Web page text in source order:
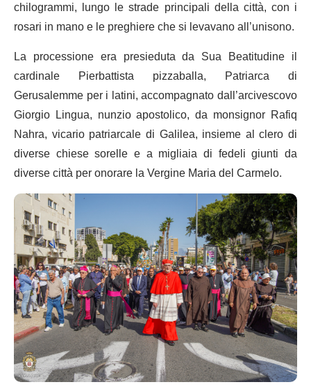
chilogrammi, lungo le strade principali della città, con i
rosari in mano e le preghiere che si levavano all’unisono.
La processione era presieduta da Sua Beatitudine il
cardinale Pierbattista pizzaballa, Patriarca di
Gerusalemme per i latini, accompagnato dall’arcivescovo
Giorgio Lingua, nunzio apostolico, da monsignor Rafiq
Nahra, vicario patriarcale di Galilea, insieme al clero di
diverse chiese sorelle e a migliaia di fedeli giunti da
diverse città per onorare la Vergine Maria del Carmelo.